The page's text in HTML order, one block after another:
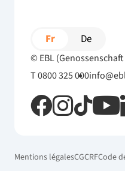
© EBL
T 0800 325 000
Fr De
Mentions légalesCGCRFCode